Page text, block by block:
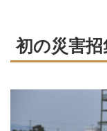
初の災害